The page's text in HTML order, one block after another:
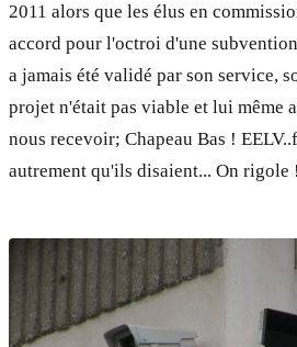
2011 alors que les élus en
accord pour l'octroi d'une
a jamais été validé par son service,
projet n'était pas viable et lui même
nous recevoir; Chapeau Bas !
autrement qu'ils disaient... On rigole !